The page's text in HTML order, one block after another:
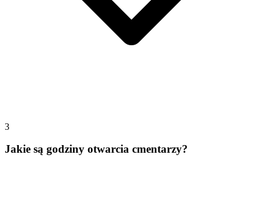
3
Jakie są godziny otwarcia cmentarzy?